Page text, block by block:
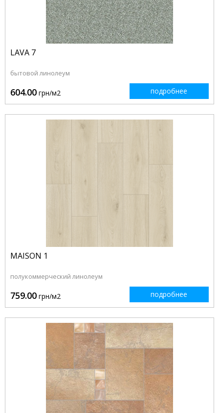
LAVA 7
бытовой линолеум
604.00 грн/м2 подробнее
MAISON 1
полукоммерческий линолеум
759.00 грн/м2 подробнее